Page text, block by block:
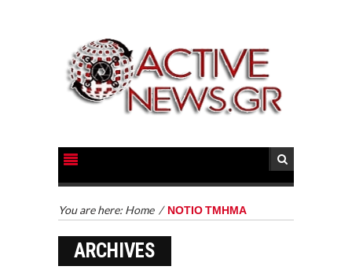
You are here: Home / ΝΟΤΙΟ ΤΜΗΜΑ
ARCHIVES